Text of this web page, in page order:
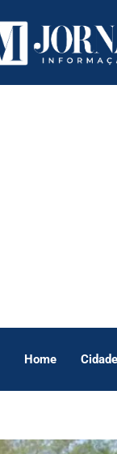
Home